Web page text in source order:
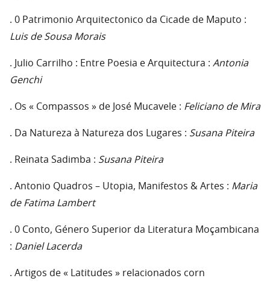
. 0 Patrimonio Arquitectonico da Cicade de Maputo :
Luis de Sousa Morais
. Julio Carrilho : Entre Poesia e Arquitectura : Antonia
Genchi
. Os « Compassos » de José Mucavele : Feliciano de Mira
. Da Natureza à Natureza dos Lugares : Susana Piteira
. Reinata Sadimba : Susana Piteira
. Antonio Quadros – Utopia, Manifestos & Artes : Maria
de Fatima Lambert
. 0 Conto, Género Superior da Literatura Moçambicana
: Daniel Lacerda
. Artigos de « Latitudes » relacionados corn